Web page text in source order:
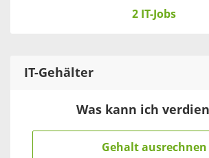
2 IT-Jobs
IT-Gehälter
Was kann ich
Gehalt ausrechnen